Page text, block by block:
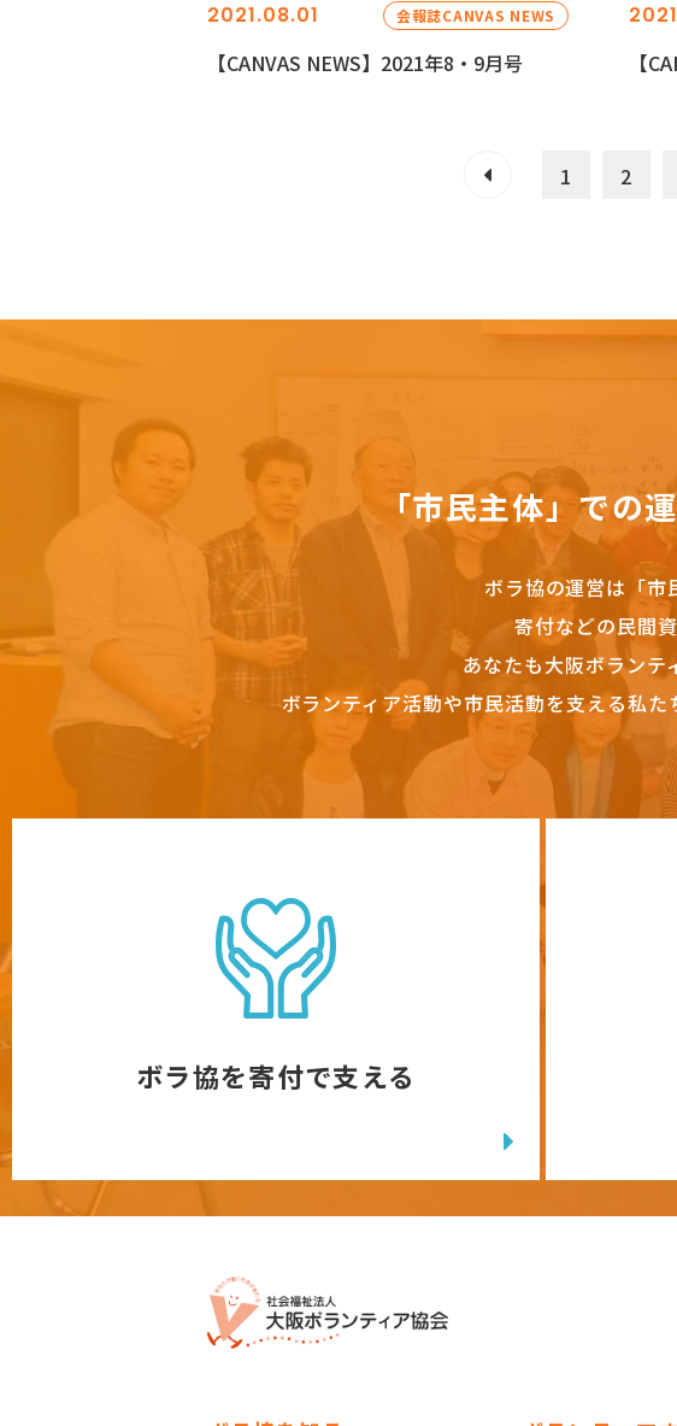
2021.08.01 会報誌CANVAS NEWS
【CANVAS NEWS】2021年8・9月号 【
1 2
「市民主体」での
ボラ協の運営は「市
寄付などの民間
あなたも大阪ボランテ
ボランティア活動や市民活動を支える私
ボラ協を寄付で支える